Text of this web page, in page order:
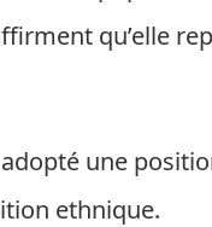
qu’elle
adopté une
ethnique.